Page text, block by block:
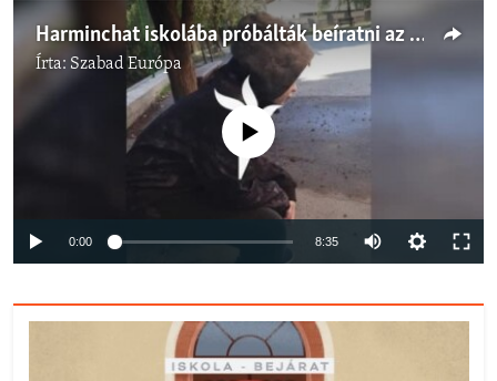
Harminchat iskolába próbálták beíratni az autista kisfiút, de sehova nem vették fel
Írta: Szabad Európa
240p 360p
Jelenleg nincs elérhető tartalom
0:00 8:35